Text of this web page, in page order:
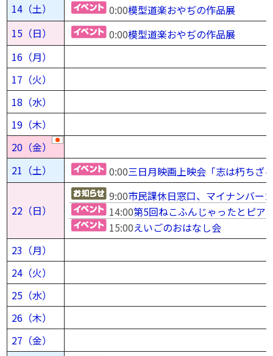
14（土）
0:00模型道楽おやぢの作品展
15（日）
0:00模型道楽おやぢの作品展
16（月）
17（火）
18（水）
19（木）
20（金）
21（土）
0:00三日月映画上映会「志は朽ちざ
22（日）
9:00市民課休日窓口、マイナンバー
14:00第5回ねこふんじゃったとピア
15:00えいごのおはなし会
23（月）
24（火）
25（水）
26（木）
27（金）